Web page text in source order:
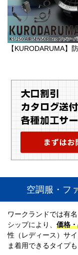
【KURODARUMA】
空調服・フ
ワークランドでは有
シップにより、 価格
性（レディース）サ
ま着用できるタイプも